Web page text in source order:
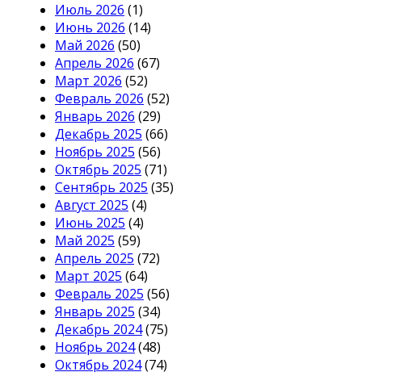
Июль 2026 (1)
Июнь 2026 (14)
Май 2026 (50)
Апрель 2026 (67)
Март 2026 (52)
Февраль 2026 (52)
Январь 2026 (29)
Декабрь 2025 (66)
Ноябрь 2025 (56)
Октябрь 2025 (71)
Сентябрь 2025 (35)
Август 2025 (4)
Июнь 2025 (4)
Май 2025 (59)
Апрель 2025 (72)
Март 2025 (64)
Февраль 2025 (56)
Январь 2025 (34)
Декабрь 2024(75)
Ноябрь 2024(48)
Октябрь 2024(74)